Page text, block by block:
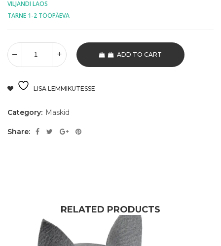
VILJANDI LAOS
TARNE 1-2 TÖÖPÄEVA
ADD TO CART
LISA LEMMIKUTESSE
Category: Maskid
Share:
RELATED PRODUCTS